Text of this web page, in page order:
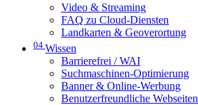
Video & Streaming
FAQ zu Cloud-Diensten
Landkarten & Geoverortung
04 Wissen
Barrierefrei / WAI
Suchmaschinen-Optimierung
Banner & Online-Werbung
Benutzerfreundliche Webseiten